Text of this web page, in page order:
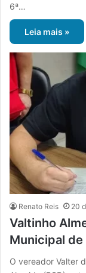
6ª…
Leia mais »
Renato Reis 20
Valtinho
Municipal
O vereador Valter